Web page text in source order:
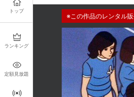
トップ
ランキング
定額見放題
※この作品のレンタル